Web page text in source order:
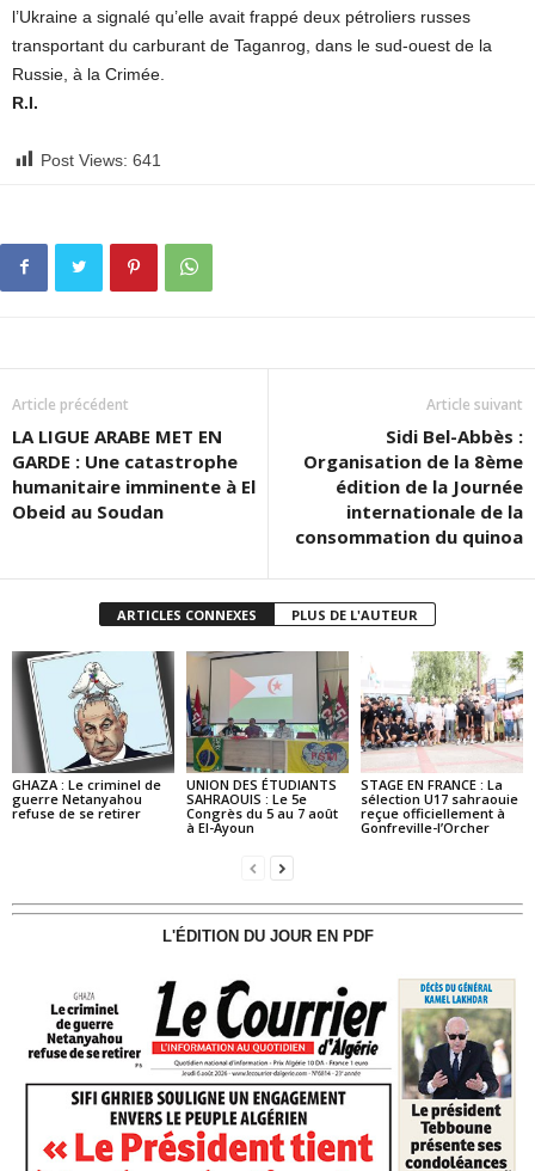
l’Ukraine a signalé qu’elle avait frappé deux pétroliers russes
transportant du carburant de Taganrog, dans le sud-ouest de la
Russie, à la Crimée.
R.I.
Post Views: 641
Article précédent
LA LIGUE ARABE MET EN
GARDE : Une catastrophe
humanitaire imminente à El
Obeid au Soudan
Article suivant
Sidi Bel-Abbès :
Organisation de la 8ème
édition de la Journée
internationale de la
consommation du quinoa
ARTICLES CONNEXES PLUS DE L'AUTEUR
GHAZA : Le criminel de
guerre Netanyahou
refuse de se retirer
UNION DES ÉTUDIANTS
SAHRAOUIS : Le 5e
Congrès du 5 au 7 août
à El-Ayoun
STAGE EN FRANCE : La
sélection U17 sahraouie
reçue officiellement à
Gonfreville-l’Orcher
L'ÉDITION DU JOUR EN PDF